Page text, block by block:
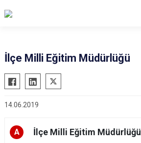
Ayrancı
Başyayla
Ermenek
Sarıveliler
İlçe Milli Eğitim Müdürlüğü
14.06.2019
A İlçe Milli Eğitim Müdürlüğü